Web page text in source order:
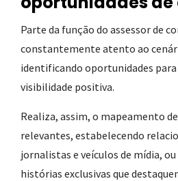
Parte da função do assessor de
constantemente atento ao
identificando oportunidades
visibilidade positiva.
Realiza, assim, o mapeamento
relevantes, estabelecendo
jornalistas e veículos de mídia,
histórias exclusivas que